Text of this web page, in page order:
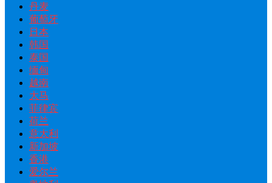
丹麦
葡萄牙
日本
韩国
泰国
缅甸
越南
大马
菲律宾
荷兰
意大利
新加坡
香港
爱尔兰